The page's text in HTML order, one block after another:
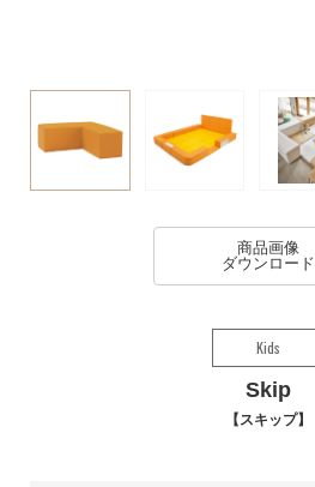
商品画像
ダウンロード
Kids
Skip
スキップ